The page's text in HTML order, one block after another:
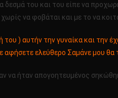
του και του είπε να
να φοβάται και με το να
) αυτήν την γυναίκα και την
αφήσετε ελεύθερο Σαμάνε μου θα
ήταν απογοητευμένος